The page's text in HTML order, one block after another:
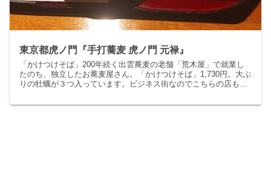
東京都虎ノ門『手打蕎麦 虎ノ門 元禄』
「かけつけそば」200年続く出雲蕎麦の老舗「荒木屋」で就業し
たのち、独立したお蕎麦屋さん。「かけつけそば」1,730円。大ぶ
りの牡蠣が３つ入っています。ビジネス街なのでこちらの店も昼